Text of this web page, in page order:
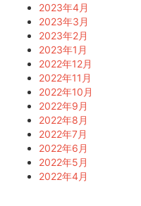
2023年4月
2023年3月
2023年2月
2023年1月
2022年12月
2022年11月
2022年10月
2022年9月
2022年8月
2022年7月
2022年6月
2022年5月
2022年4月